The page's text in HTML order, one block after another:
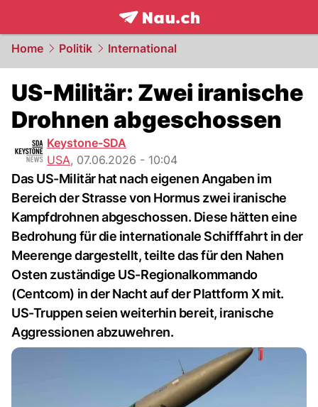
frontpage.NAU.ch
Home Politik International
US-Militär: Zwei iranische
Drohnen abgeschossen
Keystone-SDA
USA, 07.06.2026 - 10:04
Das US-Militär hat nach eigenen Angaben im
Bereich der Strasse von Hormus zwei iranische
Kampfdrohnen abgeschossen. Diese hätten eine
Bedrohung für die internationale Schifffahrt in der
Meerenge dargestellt, teilte das für den Nahen
Osten zuständige US-Regionalkommando
(Centcom) in der Nacht auf der Plattform X mit.
US-Truppen seien weiterhin bereit, iranische
Aggressionen abzuwehren.